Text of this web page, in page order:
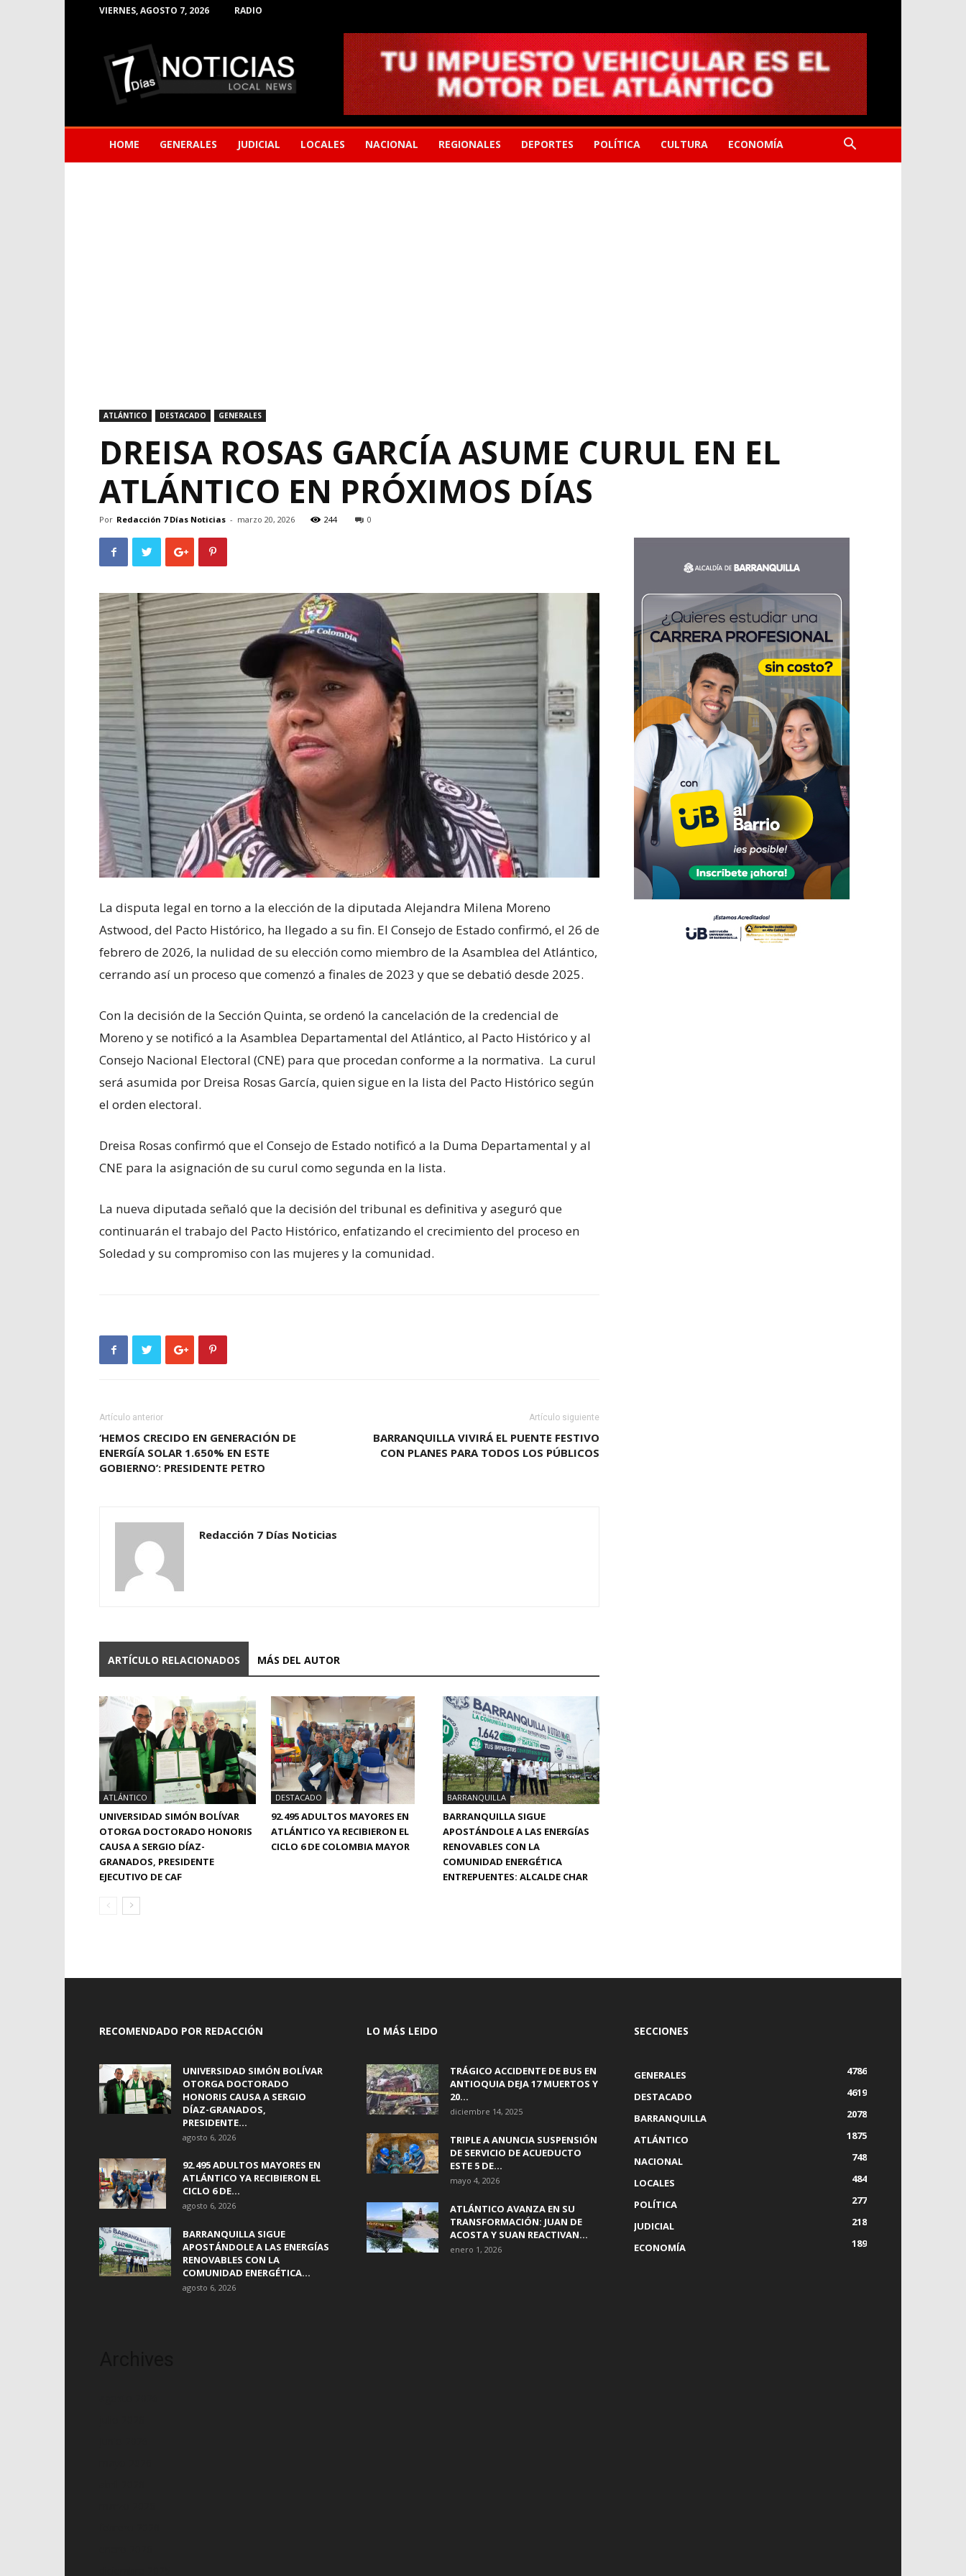
VIERNES, AGOSTO 7, 2026 RADIO
Noticias
de
Barranquilla
HOME GENERALES JUDICIAL LOCALES NACIONAL REGIONALES DEPORTES POLÍTICA CULTURA ECONOMÍA
ATLÁNTICO DESTACADO GENERALES
DREISA ROSAS GARCÍA ASUME CURUL EN EL
ATLÁNTICO EN PRÓXIMOS DÍAS
Por Redacción 7 Días Noticias - marzo 20, 2026 244 0
La disputa legal en torno a la elección de la diputada Alejandra Milena Moreno
Astwood, del Pacto Histórico, ha llegado a su fin. El Consejo de Estado confirmó, el 26 de
febrero de 2026, la nulidad de su elección como miembro de la Asamblea del Atlántico,
cerrando así un proceso que comenzó a finales de 2023 y que se debatió desde 2025.
Con la decisión de la Sección Quinta, se ordenó la cancelación de la credencial de
Moreno y se notificó a la Asamblea Departamental del Atlántico, al Pacto Histórico y al
Consejo Nacional Electoral (CNE) para que procedan conforme a la normativa. La curul
será asumida por Dreisa Rosas García, quien sigue en la lista del Pacto Histórico según
el orden electoral.
Dreisa Rosas confirmó que el Consejo de Estado notificó a la Duma Departamental y al
CNE para la asignación de su curul como segunda en la lista.
La nueva diputada señaló que la decisión del tribunal es definitiva y aseguró que
continuarán el trabajo del Pacto Histórico, enfatizando el crecimiento del proceso en
Soledad y su compromiso con las mujeres y la comunidad.
Artículo anterior
‘HEMOS CRECIDO EN GENERACIÓN DE
ENERGÍA SOLAR 1.650% EN ESTE
GOBIERNO’: PRESIDENTE PETRO
Artículo siguiente
BARRANQUILLA VIVIRÁ EL PUENTE FESTIVO
CON PLANES PARA TODOS LOS PÚBLICOS
Redacción 7 Días Noticias
ARTÍCULO RELACIONADOS MÁS DEL AUTOR
ATLÁNTICO
UNIVERSIDAD SIMÓN BOLÍVAR
OTORGA DOCTORADO HONORIS
CAUSA A SERGIO DÍAZ-
GRANADOS, PRESIDENTE
EJECUTIVO DE CAF
DESTACADO
92.495 ADULTOS MAYORES EN
ATLÁNTICO YA RECIBIERON EL
CICLO 6 DE COLOMBIA MAYOR
BARRANQUILLA
BARRANQUILLA SIGUE
APOSTÁNDOLE A LAS ENERGÍAS
RENOVABLES CON LA
COMUNIDAD ENERGÉTICA
ENTREPUENTES: ALCALDE CHAR
RECOMENDADO POR REDACCIÓN
UNIVERSIDAD SIMÓN BOLÍVAR
OTORGA DOCTORADO
HONORIS CAUSA A SERGIO
DÍAZ-GRANADOS,
PRESIDENTE...
agosto 6, 2026
92.495 ADULTOS MAYORES EN
ATLÁNTICO YA RECIBIERON EL
CICLO 6 DE...
agosto 6, 2026
BARRANQUILLA SIGUE
APOSTÁNDOLE A LAS ENERGÍAS
RENOVABLES CON LA
COMUNIDAD ENERGÉTICA...
agosto 6, 2026
LO MÁS LEIDO
TRÁGICO ACCIDENTE DE BUS EN
ANTIOQUIA DEJA 17 MUERTOS Y
20...
diciembre 14, 2025
TRIPLE A ANUNCIA SUSPENSIÓN
DE SERVICIO DE ACUEDUCTO
ESTE 5 DE...
mayo 4, 2026
ATLÁNTICO AVANZA EN SU
TRANSFORMACIÓN: JUAN DE
ACOSTA Y SUAN REACTIVAN...
enero 1, 2026
SECCIONES
GENERALES
4786
DESTACADO
4619
BARRANQUILLA
2078
ATLÁNTICO
1875
NACIONAL
748
LOCALES
484
POLÍTICA
277
JUDICIAL
218
ECONOMÍA
189